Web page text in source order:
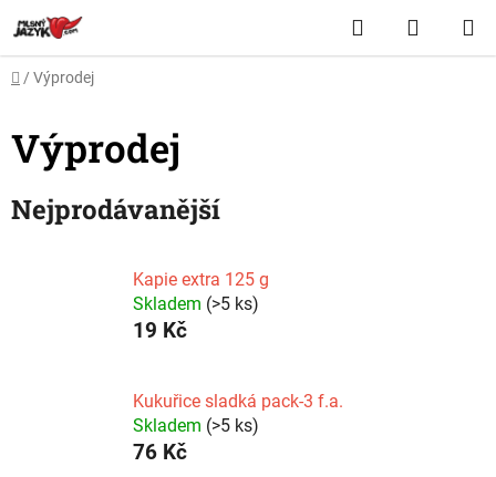
na
obsah
Hledat
KOŠÍK
Domů
/ Výprodej
Výprodej
Nejprodávanější
Kapie extra 125 g
Skladem (>5 ks)
19 Kč
Kukuřice sladká pack-3 f.a.
Skladem (>5 ks)
76 Kč